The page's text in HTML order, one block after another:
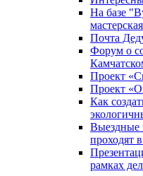
На базе
Почта
Форум о
Проект
Проект
Как
Выездные
проходят
рамках